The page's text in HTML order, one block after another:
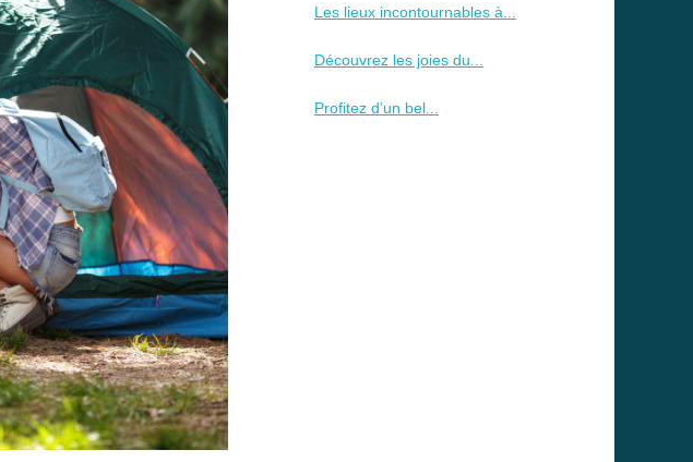
Les lieux incontournables à...
Découvrez les joies du...
Profitez d’un bel...